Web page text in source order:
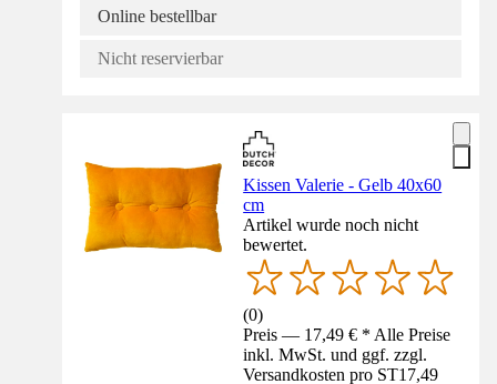
Online bestellbar
Nicht reservierbar
Kissen Valerie - Gelb 40x60
cm
Artikel wurde noch nicht
bewertet.
(0)
Preis — 17,49 € * Alle Preise
inkl. MwSt. und ggf. zzgl.
Versandkosten pro ST17,49